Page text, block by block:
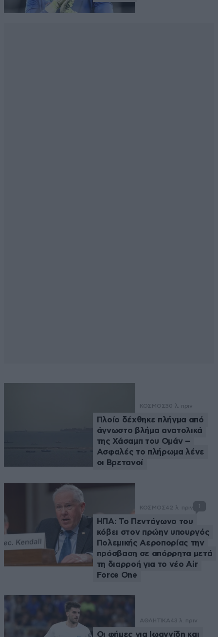
ΚΟΣΜΟΣ30 λ. πριν
Πλοίο δέχθηκε πλήγμα από
άγνωστο βλήμα ανατολικά
της Χάσαμπ του Ομάν –
Ασφαλές το πλήρωμα λένε
οι Βρετανοί
ΚΟΣΜΟΣ42 λ. πριν 1
ΗΠΑ: Το Πεντάγωνο του
κόβει στον πρώην υπουργός
Πολεμικής Αεροπορίας την
πρόσβαση σε απόρρητα μετά
τη διαρροή για το νέο Air
Force One
ΑΘΛΗΤΙΚΑ43 λ. πριν
Οι φήμες για Ιωαννίδη και